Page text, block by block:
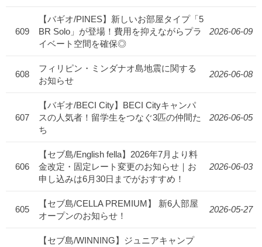
609
【バギオ/PINES】新しいお部屋タイプ「5
BR Solo」が登場！費用を抑えながらプラ
イベート空間を確保◎
2026-06-09
608
フィリピン・ミンダナオ島地震に関する
お知らせ
2026-06-08
607
【バギオ/BECI City】BECI Cityキャンパ
スの人気者！留学生をつなぐ3匹の仲間た
ち
2026-06-05
606
【セブ島/English fella】2026年7月より料
金改定・固定レート変更のお知らせ｜お
申し込みは6月30日までがおすすめ！
2026-06-03
605
【セブ島/CELLA PREMIUM】 新6人部屋
オープンのお知らせ！
2026-05-27
【セブ島/WINNING】ジュニアキャンプ